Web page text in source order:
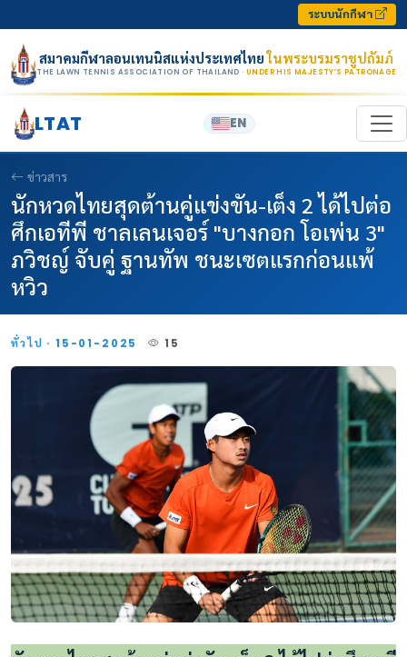
ระบบนักกีฬา
สมาคมกีฬาลอนเทนนิสแห่งประเทศไทยในพระบรมราชูปถัมภ์
THE LAWN TENNIS ASSOCIATION OF THAILAND · UNDER HIS MAJESTY’S PATRONAGE
LTAT EN
ข่าวสาร
นักหวดไทยสุดต้านคู่แข่งขัน-เต็ง 2 ได้ไปต่อ
ศึกเอทีพี ชาลเลนเจอร์ "บางกอก โอเพ่น 3"
ภวิชญ์ จับคู่ ฐานทัพ ชนะเซตแรกก่อนแพ้
หวิว
ทั่วไป · 15-01-2025 15